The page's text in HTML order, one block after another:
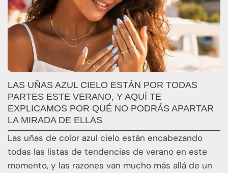
LAS UÑAS AZUL CIELO ESTÁN POR TODAS
PARTES ESTE VERANO, Y AQUÍ TE
EXPLICAMOS POR QUÉ NO PODRÁS APARTAR
LA MIRADA DE ELLAS
Las uñas de color azul cielo están encabezando
todas las listas de tendencias de verano en este
momento, y las razones van mucho más allá de un